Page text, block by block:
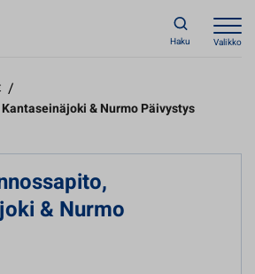
Haku Valikko
/
& Nurmo Päivystys
& Nurmo